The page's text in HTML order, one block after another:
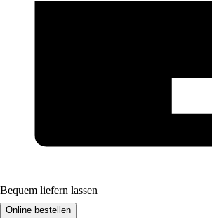
Bequem liefern lassen
Online bestellen